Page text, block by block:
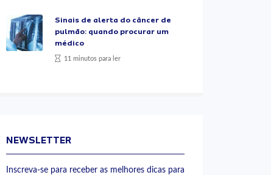
Sinais de alerta do câncer de
pulmão: quando procurar um
médico
11 minutos para ler
NEWSLETTER
Inscreva-se para receber as melhores dicas para